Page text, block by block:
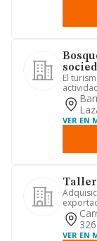
El
VER EN
VER EN